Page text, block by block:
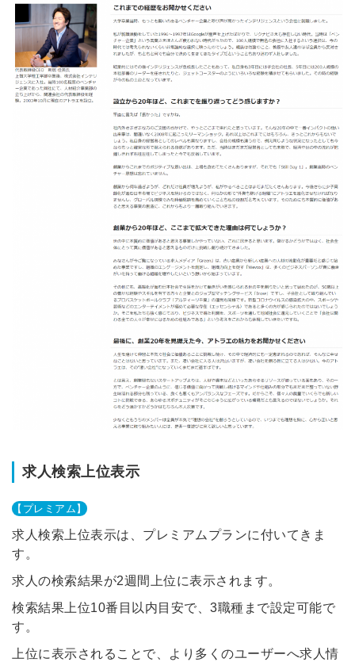
求人検索上位表示
【プレミアム】
求人検索上位表示は、プレミアムプランに付いてきま
す。
求人の検索結果が2週間上位に表示されます。
検索結果上位10番目以内目安で、3職種まで設定可能で
す。
上位に表示されることで、より多くのユーザーへ求人情